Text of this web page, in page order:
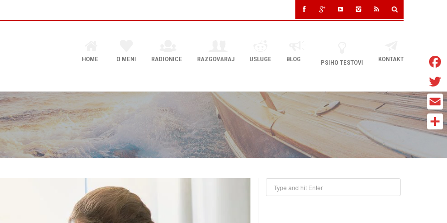
HOME O MENI RADIONICE RAZGOVARAJ USLUGE BLOG PSIHO TESTOVI KONTAKT
Twitter
Email
Share